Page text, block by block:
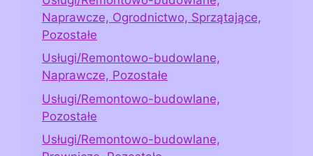
Naprawcze, Ogrodnictwo, Sprzątające,
Pozostałe
Usługi/Remontowo-budowlane,
Naprawcze, Pozostałe
Usługi/Remontowo-budowlane,
Pozostałe
Usługi/Remontowo-budowlane,